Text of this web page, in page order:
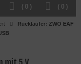
( 0 )
( 0 )
Rückläufer: ZWO EAF